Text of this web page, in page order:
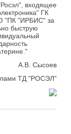
входящее
ГК
"ПК "ИРБИС" за
быструю
А.В. Сысоев
ТД "РОСЭЛ"